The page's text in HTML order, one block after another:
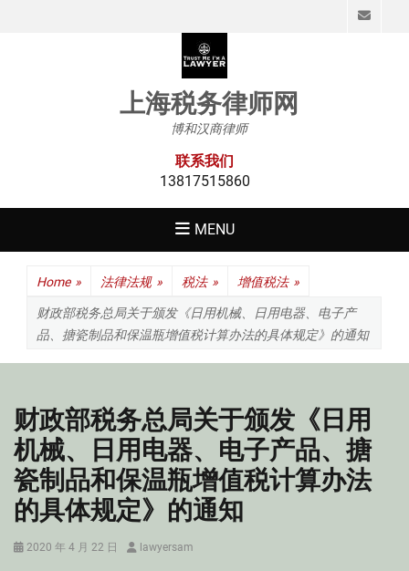
上海税务律师网
博和汉商律师
联系我们
13817515860
MENU
Home » 法律法规 » 税法 » 增值税法 »
财政部税务总局关于颁发《日用机械、日用电器、电子产
品、搪瓷制品和保温瓶增值税计算办法的具体规定》的通知
财政部税务总局关于颁发《日用
机械、日用电器、电子产品、搪
瓷制品和保温瓶增值税计算办法
的具体规定》的通知
Posted
2020 年 4 月 22 日 Authorlawyersam